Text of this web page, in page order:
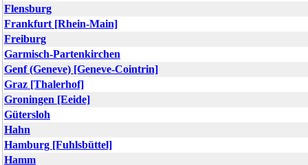
Flensburg
Frankfurt [Rhein-Main]
Freiburg
Garmisch-Partenkirchen
Genf (Geneve) [Geneve-Cointrin]
Graz [Thalerhof]
Groningen [Eeide]
Gütersloh
Hahn
Hamburg [Fuhlsbüttel]
Hamm